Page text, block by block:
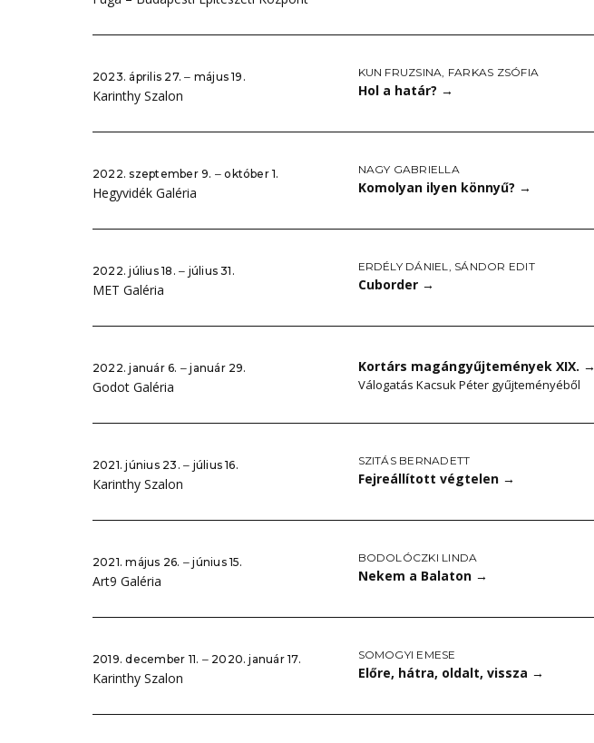
2023. április 27. ‒ május 19.
Karinthy Szalon
KUN FRUZSINA FARKAS ZSÓFIA
Hol a határ? →
2022. szeptember 9. ‒ október 1.
Hegyvidék Galéria
NAGY GABRIELLA
Komolyan ilyen könnyű? →
2022. július 18. ‒ július 31.
MET Galéria
ERDÉLY DÁNIEL SÁNDOR EDIT
Cuborder →
2022. január 6. ‒ január 29.
Godot Galéria
Kortárs magángyűjtemények XIX. →
Válogatás Kacsuk Péter gyűjteményéből
2021. június 23. ‒ július 16.
Karinthy Szalon
SZITÁS BERNADETT
Fejreállított végtelen →
2021. május 26. ‒ június 15.
Art9 Galéria
BODOLÓCZKI LINDA
Nekem a Balaton →
2019. december 11. ‒ 2020. január 17.
Karinthy Szalon
SOMOGYI EMESE
Előre, hátra, oldalt, vissza →